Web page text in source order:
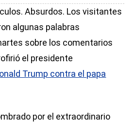
Absurdos. Los visitantes
algunas palabras
sobre los comentarios
el presidente
Trump contra el papa
por el extraordinario